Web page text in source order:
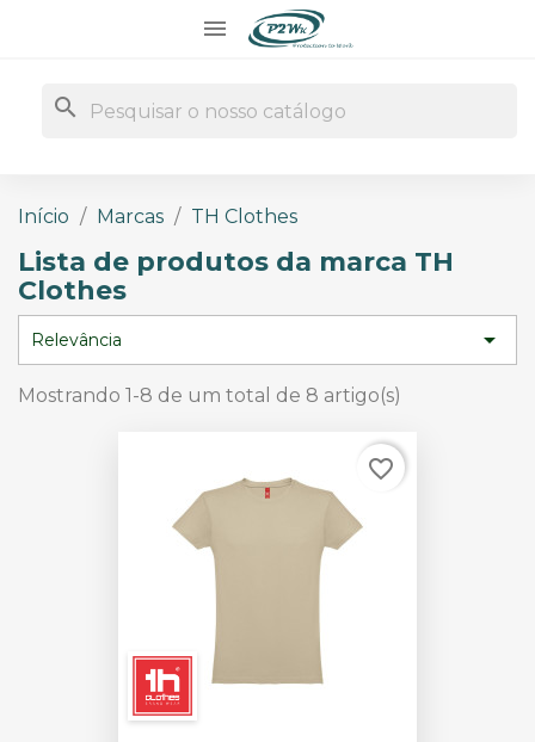

search
Início Marcas TH Clothes
Lista de produtos da marca TH
Clothes
Relevância 
Mostrando 1-8 de um total de 8 artigo(s)
favorite_border